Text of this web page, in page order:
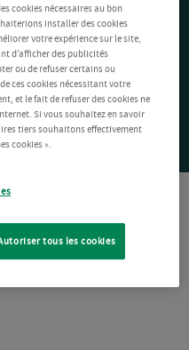
cookies nécessaires au bon
installer des cookies
votre expérience sur le site,
d’afficher des publicités
ou de refuser certains ou
ces cookies nécessitant votre
et le fait de refuser des cookies ne
Si vous souhaitez en savoir
tiers souhaitons effectivement
cookies ».
tous les cookies